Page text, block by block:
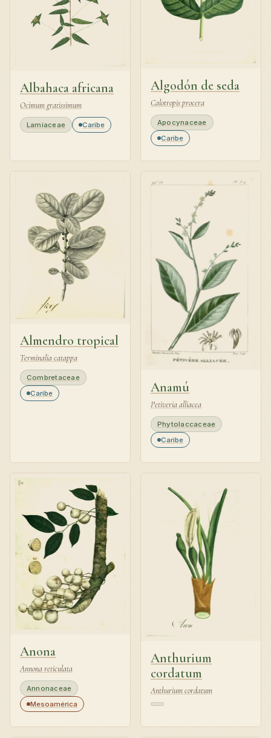
Albahaca africana
Ocimum gratissimum
Lamiaceae Caribe
Algodón de seda
Calotropis procera
Apocynaceae
Caribe
Almendro tropical
Terminalia catappa
Combretaceae
Caribe
Anamú
Petiveria alliacea
Phytolaccaceae
Caribe
Anona
Annona reticulata
Annonaceae
Mesoamérica
Anthurium
cordatum
Anthurium cordatum